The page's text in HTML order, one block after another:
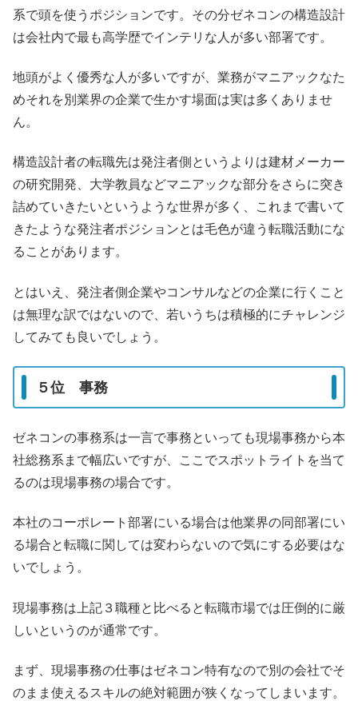
系で頭を使うポジションです。その分ゼネコンの構造設計
は会社内で最も高学歴でインテリな人が多い部署です。
地頭がよく優秀な人が多いですが、業務がマニアックなた
めそれを別業界の企業で生かす場面は実は多くありませ
ん。
構造設計者の転職先は発注者側というよりは建材メーカー
の研究開発、大学教員などマニアックな部分をさらに突き
詰めていきたいというような世界が多く、これまで書いて
きたような発注者ポジションとは毛色が違う転職活動にな
ることがあります。
とはいえ、発注者側企業やコンサルなどの企業に行くこと
は無理な訳ではないので、若いうちは積極的にチャレンジ
してみても良いでしょう。
５位 事務
ゼネコンの事務系は一言で事務といっても現場事務から本
社総務系まで幅広いですが、ここでスポットライトを当て
るのは現場事務の場合です。
本社のコーポレート部署にいる場合は他業界の同部署にい
る場合と転職に関しては変わらないので気にする必要はな
いでしょう。
現場事務は上記３職種と比べると転職市場では圧倒的に厳
しいというのが通常です。
まず、現場事務の仕事はゼネコン特有なので別の会社でそ
のまま使えるスキルの絶対範囲が狭くなってしまいます。